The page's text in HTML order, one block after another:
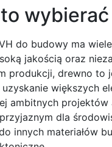
do budowy ma
jakością oraz
produkcji, drewno
większych
ambitnych
dla
innych materiałów